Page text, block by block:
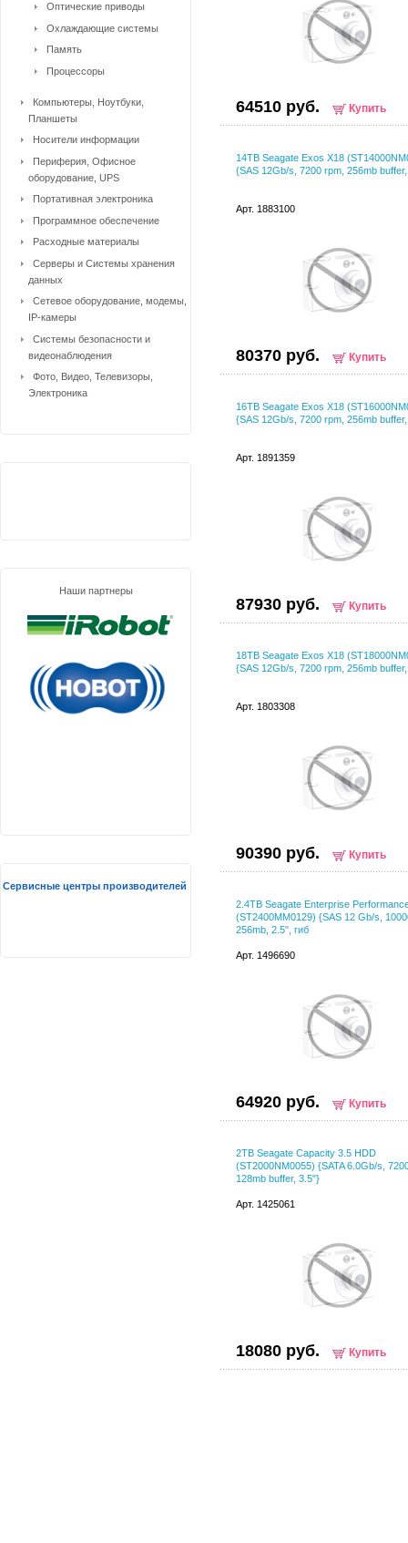
64510 руб. Купить
14TB Seagate Exos X18
{SAS 12Gb/s, 7200 rpm, 256mb
Арт. 1883100
80370 руб. Купить
16TB Seagate Exos X18
{SAS 12Gb/s, 7200 rpm, 256mb
Арт. 1891359
87930 руб. Купить
18TB Seagate Exos X18
{SAS 12Gb/s, 7200 rpm, 256mb
Арт. 1803308
90390 руб. Купить
2.4TB Seagate Enterprise
(ST2400MM0129) {SAS 12 Gb/s,
256mb, 2.5", гиб
Арт. 1496690
64920 руб. Купить
2TB Seagate Capacity 3.5 HDD
(ST2000NM0055) {SATA 6.0Gb/s,
128mb buffer, 3.5"}
Арт. 1425061
18080 руб. Купить
Оптические приводы
Охлаждающие системы
Память
Процессоры
Компьютеры, Ноутбуки,
Планшеты
Носители информации
Периферия, Офисное
оборудование, UPS
Портативная электроника
Программное обеспечение
Расходные материалы
Серверы и Системы хранения
данных
Сетевое оборудование, модемы,
IP-камеры
Системы безопасности и
видеонаблюдения
Фото, Видео, Телевизоры,
Электроника
Наши партнеры
Сервисные центры производителей